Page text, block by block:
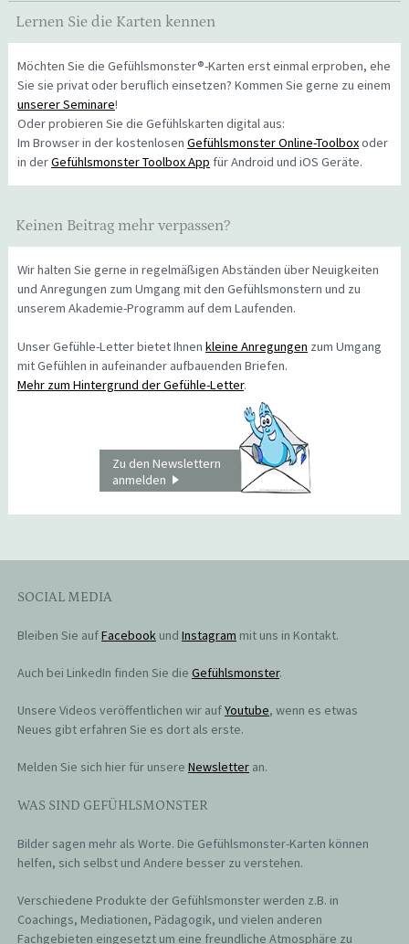
Lernen Sie die Karten kennen
Möchten Sie die Gefühlsmonster®-Karten erst einmal erproben, ehe
Sie sie privat oder beruflich einsetzen? Kommen Sie gerne zu einem
unserer Seminare!
Oder probieren Sie die Gefühlskarten digital aus:
Im Browser in der kostenlosen Gefühlsmonster Online-Toolboxoder
in derGefühlsmonster Toolbox App für Android und iOS Geräte.
Keinen Beitrag mehr verpassen?
Wir halten Sie gerne in regelmäßigen Abständen über Neuigkeiten
und Anregungen zum Umgang mit den Gefühlsmonstern und zu
unserem Akademie-Programm auf dem Laufenden.
Unser Gefühle-Letter bietet Ihnen kleine Anregungen zum Umgang
mit Gefühlen in aufeinander aufbauenden Briefen.
Mehr zum Hintergrund der Gefühle-Letter.
Zu den Newslettern
anmelden
SOCIAL MEDIA
Bleiben Sie aufFacebookund Instagram mit uns in Kontakt.
Auch bei LinkedIn finden Sie die Gefühlsmonster.
Unsere Videos veröffentlichen wir aufYoutube, wenn es etwas
Neues gibt erfahren Sie es dort als erste.
Melden Sie sich hier für unsere Newsletteran.
WAS SIND GEFÜHLSMONSTER
Bilder sagen mehr als Worte. Die Gefühlsmonster-Karten können
helfen, sich selbst und Andere besser zu verstehen.
Verschiedene Produkte der Gefühlsmonster werden z.B. in
Coachings, Mediationen, Pädagogik, und vielen anderen
Fachgebieten eingesetzt um eine freundliche Atmosphäre zu